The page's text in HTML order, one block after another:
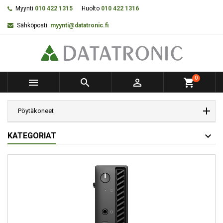
Myynti 010 422 1315 Huolto 010 422 1316
Sähköposti: myynti@datatronic.fi
   shopping_cart0
Pöytäkoneet
KATEGORIAT